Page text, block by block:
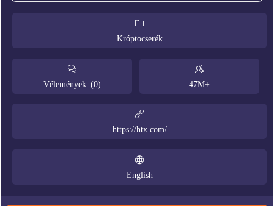
Króptocserék
Vélemények (0) 47M+
https://htx.com/
English